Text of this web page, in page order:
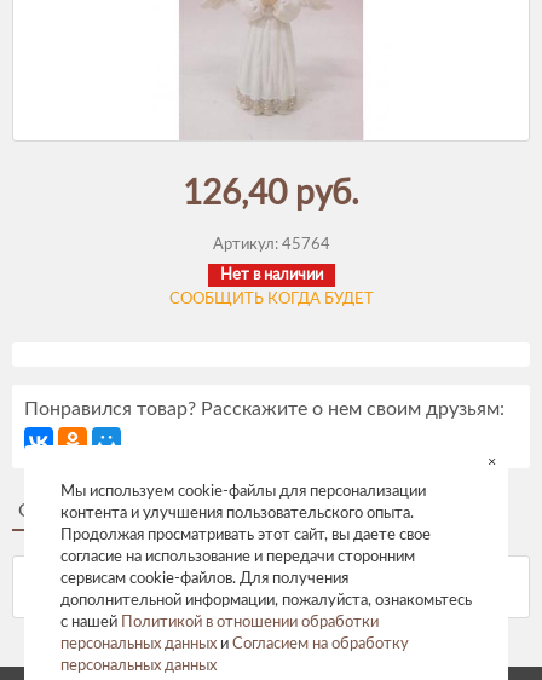
126,40 руб.
Артикул: 45764
Нет в наличии
СООБЩИТЬ КОГДА БУДЕТ
Понравился товар? Расскажите о нем своим друзьям:
Описание Отзывы
Мы используем cookie-файлы для персонализации
контента и улучшения пользовательского опыта.
Продолжая просматривать этот сайт, вы даете свое
согласие на использование и передачи сторонним
сервисам cookie-файлов. Для получения
дополнительной информации, пожалуйста, ознакомьтесь
с нашей
Политикой в отношении обработки
персональных данных и Согласием на обработку
персональных данных
×